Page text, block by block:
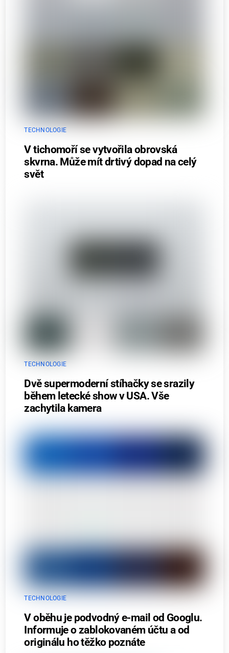
TECHNOLOGIE
V tichomoří se vytvořila obrovská
skvrna. Může mít drtivý dopad na celý
svět
TECHNOLOGIE
Dvě supermoderní stíhačky se srazily
během letecké show v USA. Vše
zachytila kamera
TECHNOLOGIE
V oběhu je podvodný e-mail od Googlu.
Informuje o zablokovaném účtu a od
originálu ho těžko poznáte